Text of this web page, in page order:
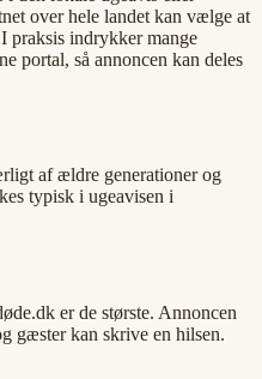
over hele landet kan vælge at
praksis indrykker mange
portal, så annoncen kan deles
af ældre generationer og
typisk i ugeavisen i
er de største. Annoncen
gæster kan skrive en hilsen.